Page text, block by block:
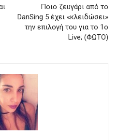
Ποιο ζευγάρι από το
DanSing 5 έχει «κλειδώσει»
την επιλογή του για το 1ο
Live; (ΦΩΤΟ)